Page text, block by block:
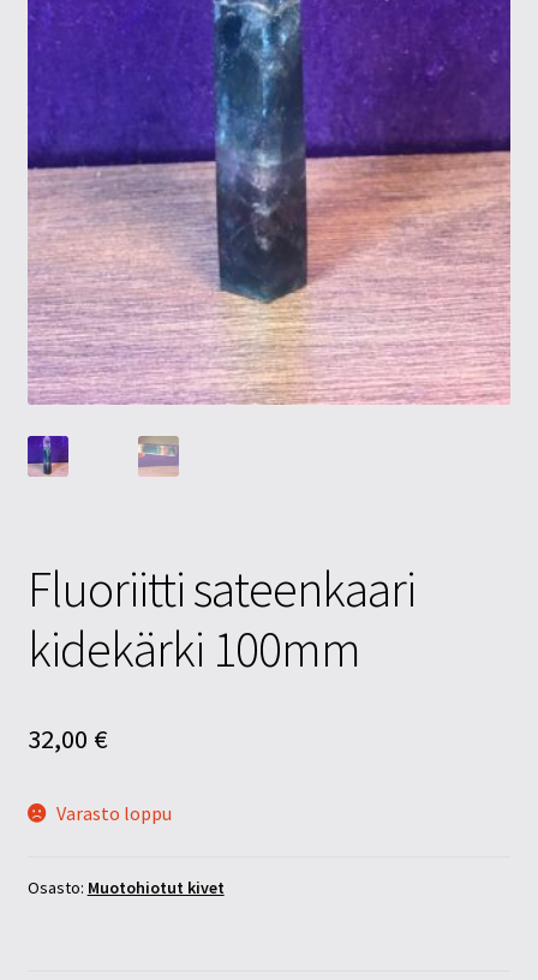
Tietosuojaseloste
Yritysinfo
Fluoriitti sateenkaari
kidekärki 100mm
32,00 €
Varasto loppu
Osasto: Muotohiotut kivet